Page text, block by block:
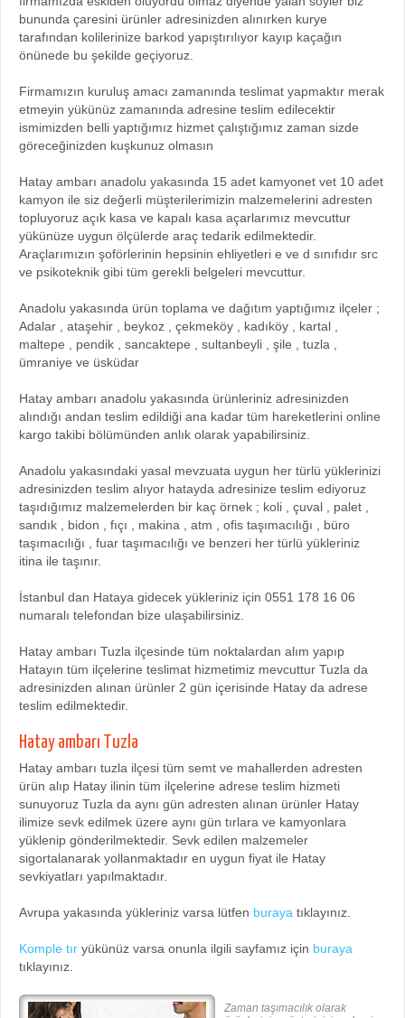
bununda çaresini ürünler adresinizden alınırken kurye
tarafından kolilerinize barkod yapıştırılıyor kayıp kaçağın
önünede bu şekilde geçiyoruz.
Firmamızın kuruluş amacı zamanında teslimat yapmaktır merak
etmeyin yükünüz zamanında adresine teslim edilecektir
ismimizden belli yaptığımız hizmet çalıştığımız zaman sizde
göreceğinizden kuşkunuz olmasın
Hatay ambarı anadolu yakasında 15 adet kamyonet vet 10 adet
kamyon ile siz değerli müşterilerimizin malzemelerini adresten
topluyoruz açık kasa ve kapalı kasa açarlarımız mevcuttur
yükünüze uygun ölçülerde araç tedarik edilmektedir.
Araçlarımızın şoförlerinin hepsinin ehliyetleri e ve d sınıfıdır src
ve psikoteknik gibi tüm gerekli belgeleri mevcuttur.
Anadolu yakasında ürün toplama ve dağıtım yaptığımız ilçeler ;
Adalar , ataşehir , beykoz , çekmeköy , kadıköy , kartal ,
maltepe , pendik , sancaktepe , sultanbeyli , şile , tuzla ,
ümraniye ve üsküdar
Hatay ambarı anadolu yakasında ürünleriniz adresinizden
alındığı andan teslim edildiği ana kadar tüm hareketlerini online
kargo takibi bölümünden anlık olarak yapabilirsiniz.
Anadolu yakasındaki yasal mevzuata uygun her türlü yüklerinizi
adresinizden teslim alıyor hatayda adresinize teslim ediyoruz
taşıdığımız malzemelerden bir kaç örnek ; koli , çuval , palet ,
sandık , bidon , fıçı , makina , atm , ofis taşımacılığı , büro
taşımacılığı , fuar taşımacılığı ve benzeri her türlü yükleriniz
itina ile taşınır.
İstanbul dan Hataya gidecek yükleriniz için 0551 178 16 06
numaralı telefondan bize ulaşabilirsiniz.
Hatay ambarı Tuzla ilçesinde tüm noktalardan alım yapıp
Hatayın tüm ilçelerine teslimat hizmetimiz mevcuttur Tuzla da
adresinizden alınan ürünler 2 gün içerisinde Hatay da adrese
teslim edilmektedir.
Hatay ambarı Tuzla
Hatay ambarı tuzla ilçesi tüm semt ve mahallerden adresten
ürün alıp Hatay ilinin tüm ilçelerine adrese teslim hizmeti
sunuyoruz Tuzla da aynı gün adresten alınan ürünler Hatay
ilimize sevk edilmek üzere aynı gün tırlara ve kamyonlara
yüklenip gönderilmektedir. Sevk edilen malzemeler
sigortalanarak yollanmaktadır en uygun fiyat ile Hatay
sevkiyatları yapılmaktadır.
Avrupa yakasında yükleriniz varsa lütfen buraya tıklayınız.
Komple tır yükünüz varsa onunla ilgili sayfamız için buraya
tıklayınız.
Zaman taşımacılık olarak